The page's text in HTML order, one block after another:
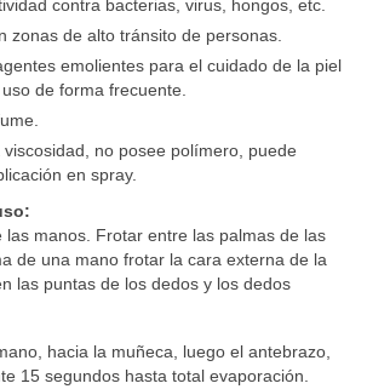
contra bacterias, virus, hongos, etc.
zonas de alto tránsito de personas.
emolientes para el cuidado de la piel
de forma frecuente.
no posee polímero, puede
en spray.
las manos. Frotar entre las palmas de las
de una mano frotar la cara externa de la
las puntas de los dedos y los dedos
hacia la muñeca, luego el antebrazo,
15 segundos hasta total evaporación.